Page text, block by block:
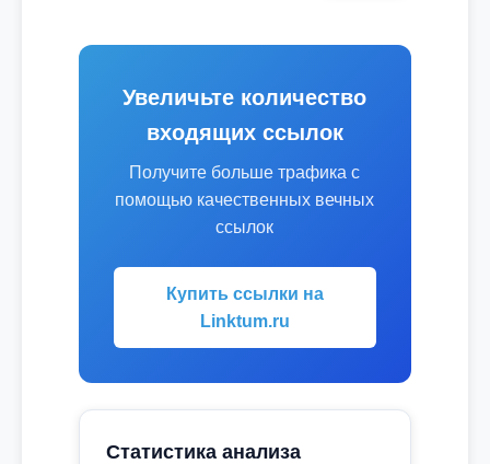
Увеличьте количество
входящих ссылок
Получите больше трафика с
помощью качественных вечных
ссылок
Купить ссылки на
Linktum.ru
Статистика анализа